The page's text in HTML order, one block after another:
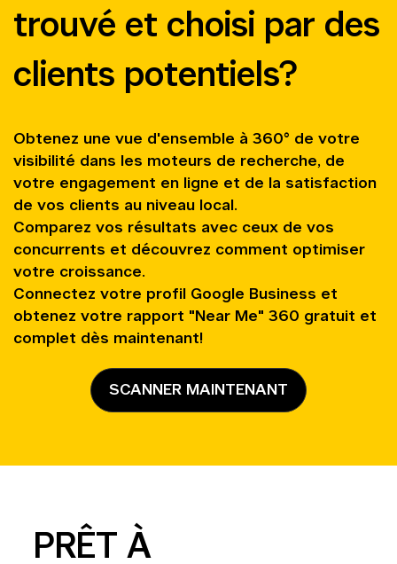
trouvé et choisi par des
clients potentiels?
Obtenez une vue d'ensemble à 360° de votre
visibilité dans les moteurs de recherche, de
votre engagement en ligne et de la satisfaction
de vos clients au niveau local.
Comparez vos résultats avec ceux de vos
concurrents et découvrez comment optimiser
votre croissance.
Connectez votre profil Google Business et
obtenez votre rapport "Near Me" 360 gratuit et
complet dès maintenant!
SCANNER MAINTENANT
PRÊT À